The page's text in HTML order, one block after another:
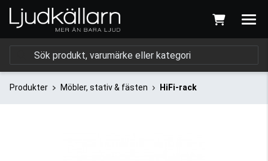
Produkter Möbler, stativ & fästen HiFi-rack